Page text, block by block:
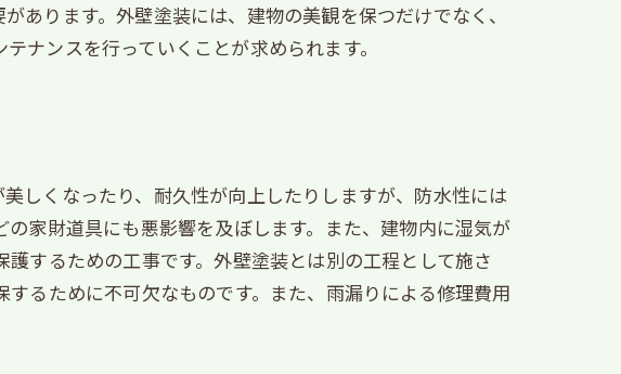
あります。外壁塗装には、建物の美観を保つだけでなく、
ナンスを行っていくことが求められます。
しくなったり、耐久性が向上したりしますが、防水性には
家財道具にも悪影響を及ぼします。また、建物内に湿気が
するための工事です。外壁塗装とは別の工程として施さ
るために不可欠なものです。また、雨漏りによる修理費用